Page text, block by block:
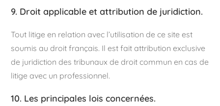
9. Droit applicable et attribution de juridiction.
Tout litige en relation avec l’utilisation de ce site est
soumis au droit français. Il est fait attribution exclusive
de juridiction des tribunaux de droit commun en cas de
litige avec un professionnel.
10. Les principales lois concernées.